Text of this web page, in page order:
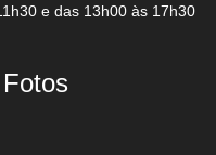
e das 13h00 às 17h30